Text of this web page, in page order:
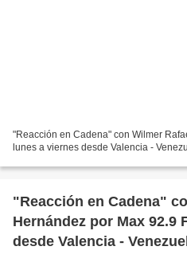
"Reacción en Cadena" con Wilmer
lunes a viernes desde Valencia -
"Reacción en Cadena"
Hernández por Max 92.9
desde Valencia -